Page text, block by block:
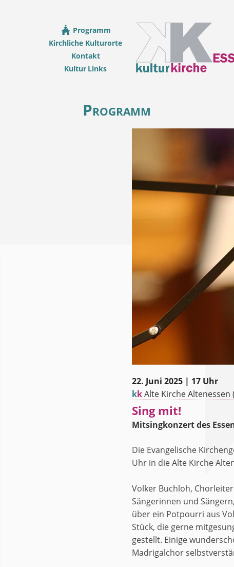
Programm
Kirchliche Kulturorte
Kontakt
Kultur Links
Programm
22. Juni 2025 | 17 Uhr
kkAlte Kirche Altenessen
Sing mit!
Mitsingkonzert des
Die Evangelische
Uhr in die Alte Kirche
Volker Buchloh,
Sängerinnen und
über ein Potpourri aus
Stück, die gerne
gestellt. Einige
Madrigalchor